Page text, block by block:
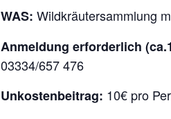
WAS: Wildkräutersammlung
Anmeldung erforderlich
03334/657 476
Unkostenbeitrag: 10€ pro